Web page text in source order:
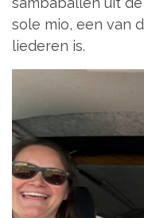
sole mio, een van
liederen is.